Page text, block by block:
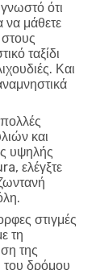
γνωστό ότι
να μάθετε
ταξίδι
Και
πολλές
και
υψηλής
ελέγξτε
στιγμές
τη
της
του δρόμου